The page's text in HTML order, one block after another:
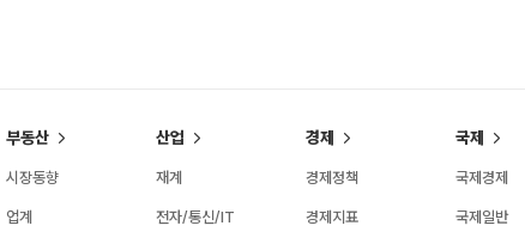
부동산
시장동향
업계
산업
재계
전자/통신/IT
경제
경제정책
경제지표
국제
국제경제
국제일반